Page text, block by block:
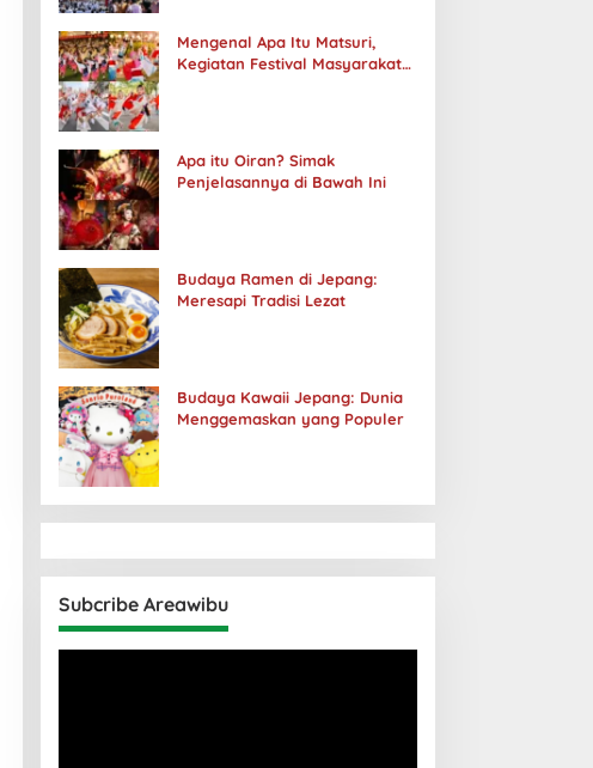
Mengenal Apa Itu Matsuri,
Kegiatan Festival Masyarakat
Apa itu Oiran? Simak
Penjelasannya di Bawah Ini
Budaya Ramen di Jepang:
Meresapi Tradisi Lezat
Budaya Kawaii Jepang: Dunia
Menggemaskan yang Populer
Subcribe Areawibu